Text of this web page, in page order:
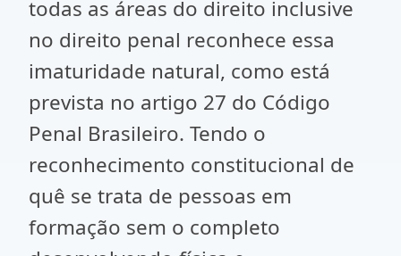
todas as áreas do direito inclusive
no direito penal reconhece essa
imaturidade natural, como está
prevista no artigo 27 do Código
Penal Brasileiro. Tendo o
reconhecimento constitucional de
quê se trata de pessoas em
formação sem o completo